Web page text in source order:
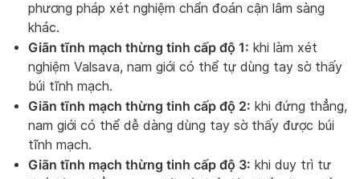
phương pháp xét nghiệm chẩn đoán cận lâm sàng
khác.
Giãn tĩnh mạch thừng tinh cấp độ 1: khi làm xét
nghiệm Valsava, nam giới có thể tự dùng tay sờ thấy
búi tĩnh mạch.
Giãn tĩnh mạch thừng tinh cấp độ 2: khi đứng thẳng,
nam giới có thể dễ dàng dùng tay sờ thấy được búi
tĩnh mạch.
Giãn tĩnh mạch thừng tinh cấp độ 3: khi duy trì tư